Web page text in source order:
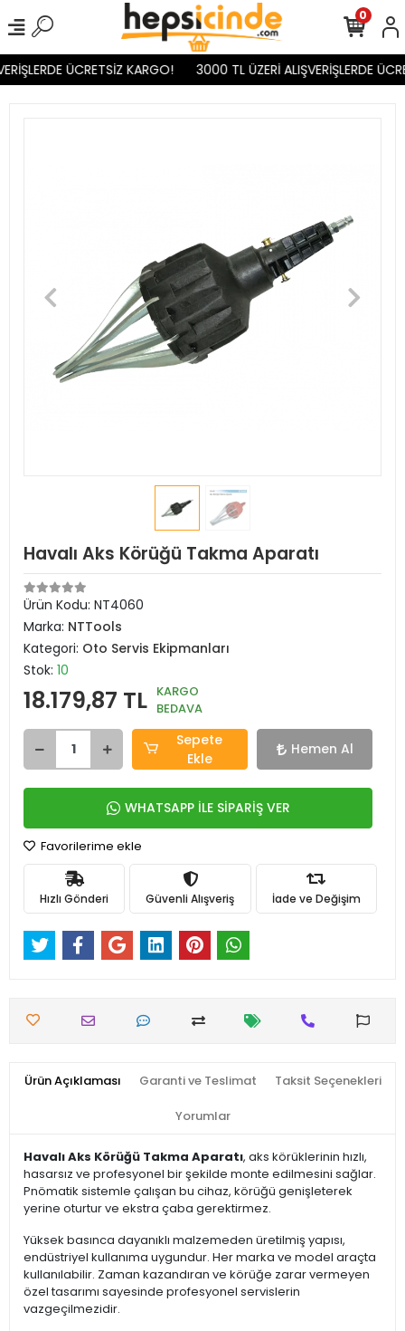
ÜCRETSİZ KARGO! 3000 TL ÜZERİ ALIŞVERİŞLERDE
0
Havalı Aks Körüğü Takma Aparatı
Ürün Kodu: NT4060
Marka: NTTools
Kategori: Oto Servis Ekipmanları
Stok: 10
18.179,87 TL KARGO
BEDAVA
Sepete
Ekle
Hemen Al
WHATSAPP İLE SİPARİŞ VER
Favorilerime ekle
Hızlı Gönderi Güvenli Alışveriş İade ve Değişim
Ürün Açıklaması Garanti ve Teslimat Taksit Seçenekleri
Yorumlar
Havalı Aks Körüğü Takma Aparatı, aks körüklerinin hızlı,
hasarsız ve profesyonel bir şekilde monte edilmesini sağlar.
Pnömatik sistemle çalışan bu cihaz, körüğü genişleterek
yerine oturtur ve ekstra çaba gerektirmez.
Yüksek basınca dayanıklı malzemeden üretilmiş yapısı,
endüstriyel kullanıma uygundur. Her marka ve model araçta
kullanılabilir. Zaman kazandıran ve körüğe zarar vermeyen
özel tasarımı sayesinde profesyonel servislerin
vazgeçilmezidir.